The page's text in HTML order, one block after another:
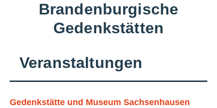
Brandenburgische
Gedenkstätten
Veranstaltungen
Gedenkstätte und Museum Sachsenhausen